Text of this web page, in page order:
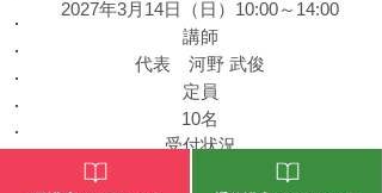
2027年3月14日（日）10:00～14:00
定員
10名
受付状況
お申込み
​講師
代表 河野 武俊